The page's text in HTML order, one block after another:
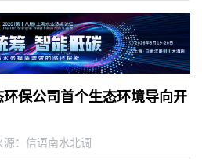
保公司首个生态环境导向开
源： 信语南水北调